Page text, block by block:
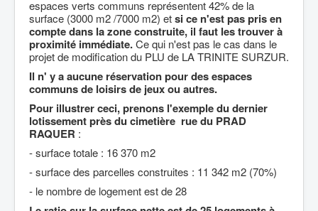
espaces verts communs représentent 42% de la
surface (3000 m2 /7000 m2) etsi ce n'est pas pris en
compte dans la zone construite, il faut les trouver à
proximité immédiate.Ce qui n'est pas le cas dans le
projet de modification du PLU de LA TRINITE SURZUR.
Il n' y a aucune réservation pour des espaces
communs de loisirs de jeux ou autres.
Pour illustrer ceci, prenons l'exemple du dernier
lotissement près du cimetière rue du PRAD
RAQUER :
- surface totale : 16 370 m2
- surface des parcelles construites : 11 342 m2 (70%)
- le nombre de logement est de 28